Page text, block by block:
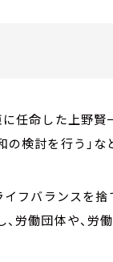
命した上野賢
検討を行う」な
フバランスを捨
労働団体や、労